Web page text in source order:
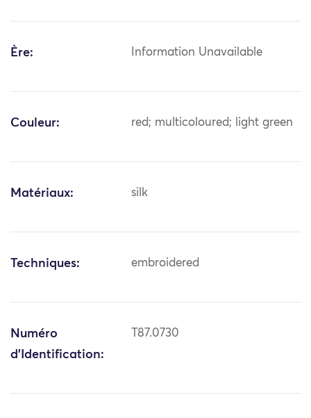
Ère: Information Unavailable
Couleur: red; multicoloured; light green
Matériaux: silk
Techniques: embroidered
Numéro
d'Identification:
T87.0730